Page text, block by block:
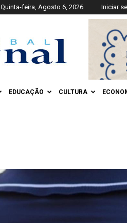
Quinta-feira, Agosto 6, 2026 Iniciar
EDUCAÇÃO CULTURA